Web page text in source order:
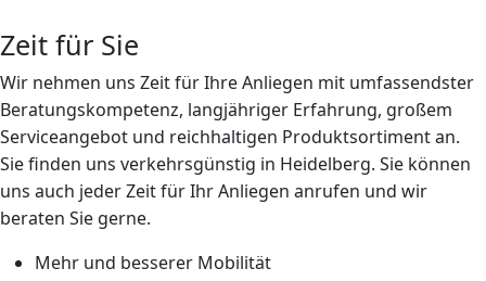
Zeit für Sie
Wir nehmen uns Zeit für Ihre Anliegen mit umfassendster
Beratungskompetenz, langjähriger Erfahrung, großem
Serviceangebot und reichhaltigen Produktsortiment an.
Sie finden uns verkehrsgünstig in Heidelberg. Sie können
uns auch jeder Zeit für Ihr Anliegen anrufen und wir
beraten Sie gerne.
Mehr und besserer Mobilität